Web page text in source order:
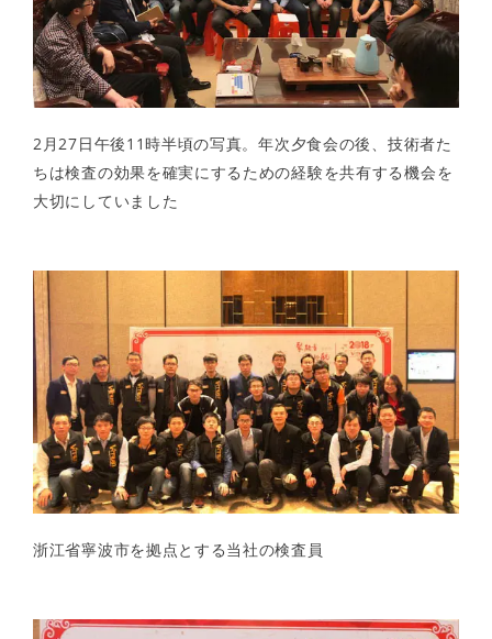
2月27日午後11時半頃の写真。年次夕食会の後、技術者た
ちは検査の効果を確実にするための経験を共有する機会を
大切にしていました
浙江省寧波市を拠点とする当社の検査員